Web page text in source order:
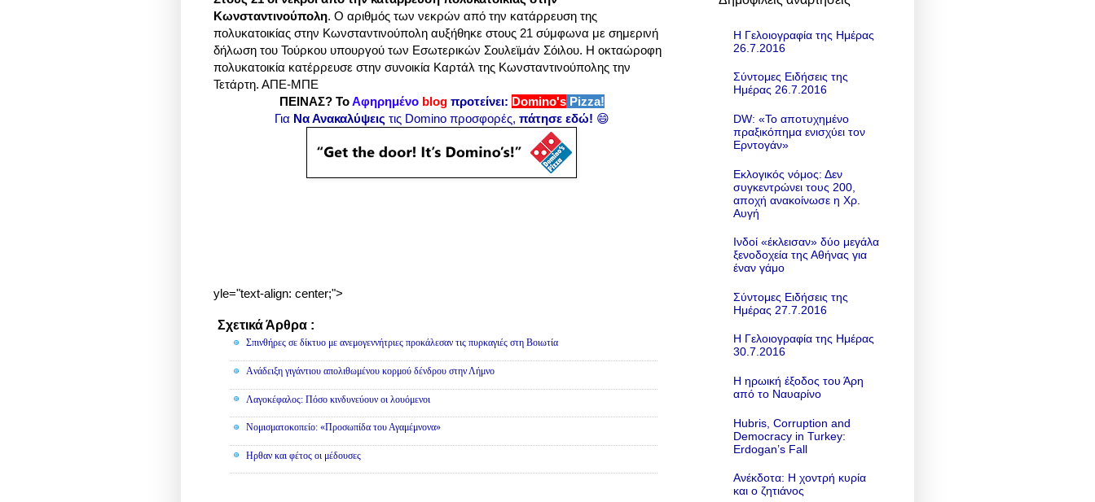
Κωνσταντινούπολη. Ο αριθμός των νεκρών από την κατάρρευση της
πολυκατοικίας στην Κωνσταντινούπολη αυξήθηκε στους 21 σύμφωνα με σημερινή
δήλωση του Τούρκου υπουργού των Εσωτερικών Σουλεϊμάν Σόιλου. Η οκταώροφη
πολυκατοικία κατέρρευσε στην συνοικία Καρτάλ της Κωνσταντινούπολης την
Τετάρτη. ΑΠΕ-ΜΠΕ
ΠΕΙΝΑΣ? ΤοΑφηρημένο blog προτείνει: Domino'sPizza!
Για Να Ανακαλύψεις τις Domino προσφορές, πάτησε εδώ! 😄
yle="text-align: center;">
Σχετικά Άρθρα :
Σπινθήρες σε δίκτυο με ανεμογεννήτριες προκάλεσαν τις πυρκαγιές στη Βοιωτία
Aνάδειξη γιγάντιου απολιθωμένου κορμού δένδρου στην Λήμνο
Λαγοκέφαλος: Πόσο κινδυνεύουν οι λουόμενοι
Νομισματοκοπείο: «Προσωπίδα του Αγαμέμνονα»
Ηρθαν και φέτος οι μέδουσες
Η Γελοιογραφία της Ημέρας
26.7.2016
Σύντομες Ειδήσεις της
Ημέρας 26.7.2016
DW: «To αποτυχημένο
πραξικόπημα ενισχύει τον
Ερντογάν»
Εκλογικός νόμος: Δεν
συγκεντρώνει τους 200,
αποχή ανακοίνωσε η Χρ.
Αυγή
Ινδοί «έκλεισαν» δύο μεγάλα
ξενοδοχεία της Αθήνας για
έναν γάμο
Σύντομες Ειδήσεις της
Ημέρας 27.7.2016
Η Γελοιογραφία της Ημέρας
30.7.2016
Η ηρωική έξοδος του Άρη
από το Ναυαρίνο
Hubris, Corruption and
Democracy in Turkey:
Erdogan’s Fall
Ανέκδοτα: Η χοντρή κυρία
και ο ζητιάνος